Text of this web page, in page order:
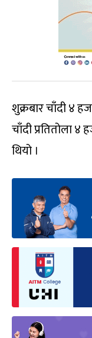
शुक्रबार चाँदी ४
चाँदी प्रतितोला
थियो ।